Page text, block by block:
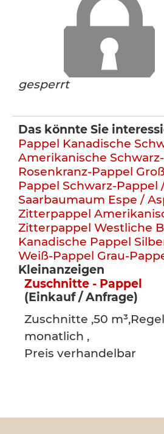
gesperrt
Das könnte Sie
Pappel Kanadische
Amerikanische
Rosenkranz-Pappel
Pappel Schwarz-Pappel
Saarbaumaum Espe /
Zitterpappel
Zitterpappel Westliche
Kanadische Pappel
Weiß-Pappel Grau-
Kleinanzeigen
Zuschnitte - Pappel
(Einkauf / Anfrage)
Zuschnitte ,50
monatlich ,
Preis verhandelbar